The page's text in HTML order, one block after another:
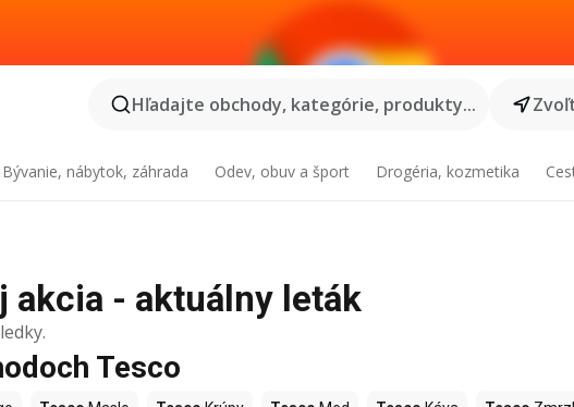
Hľadajte obchody, kategórie, produkty...
Bývanie, nábytok, záhrada Odev, obuv a šport Drogéria, kozmetika
akcia - aktuálny leták
Tesco